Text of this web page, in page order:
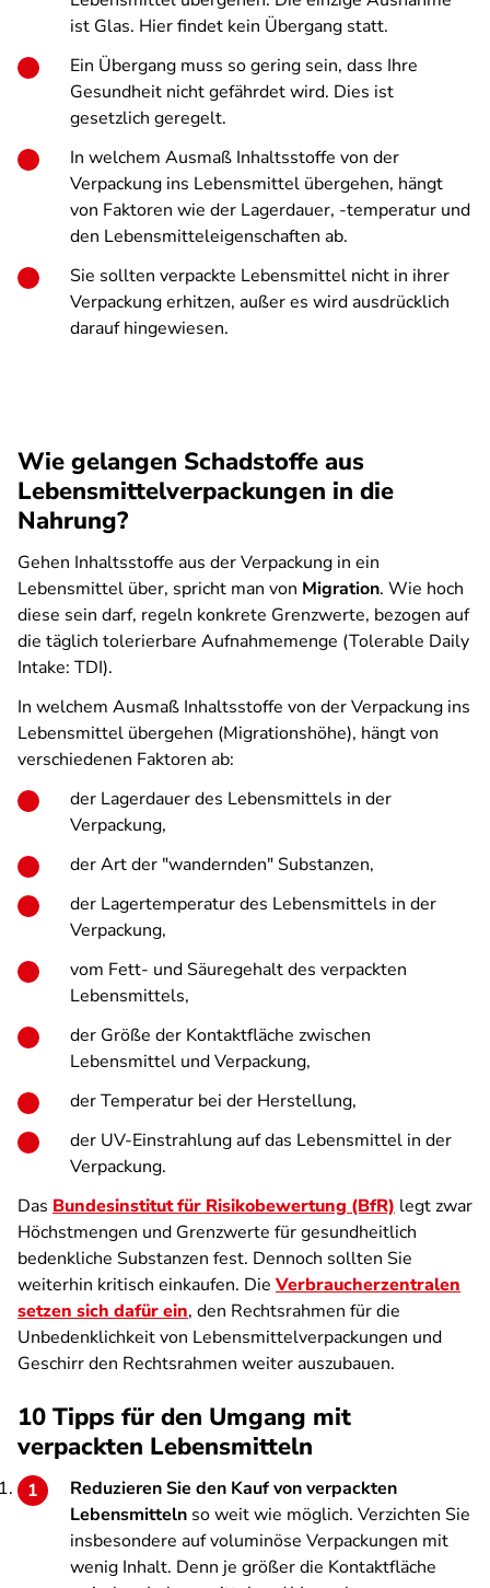
ist Glas. Hier findet kein Übergang statt.
Ein Übergang muss so gering sein, dass Ihre
Gesundheit nicht gefährdet wird. Dies ist
gesetzlich geregelt.
In welchem Ausmaß Inhaltsstoffe von der
Verpackung ins Lebensmittel übergehen, hängt
von Faktoren wie der Lagerdauer, -temperatur und
den Lebensmitteleigenschaften ab.
Sie sollten verpackte Lebensmittel nicht in ihrer
Verpackung erhitzen, außer es wird ausdrücklich
darauf hingewiesen.
Wie gelangen Schadstoffe aus
Lebensmittelverpackungen in die
Nahrung?
Gehen Inhaltsstoffe aus der Verpackung in ein
Lebensmittel über, spricht man von Migration. Wie hoch
diese sein darf, regeln konkrete Grenzwerte, bezogen auf
die täglich tolerierbare Aufnahmemenge (Tolerable Daily
Intake: TDI).
In welchem Ausmaß Inhaltsstoffe von der Verpackung ins
Lebensmittel übergehen (Migrationshöhe), hängt von
verschiedenen Faktoren ab:
der Lagerdauer des Lebensmittels in der
Verpackung,
der Art der "wandernden" Substanzen,
der Lagertemperatur des Lebensmittels in der
Verpackung,
vom Fett- und Säuregehalt des verpackten
Lebensmittels,
der Größe der Kontaktfläche zwischen
Lebensmittel und Verpackung,
der Temperatur bei der Herstellung,
der UV-Einstrahlung auf das Lebensmittel in der
Verpackung.
Das Bundesinstitut für Risikobewertung (BfR) legt zwar
Höchstmengen und Grenzwerte für gesundheitlich
bedenkliche Substanzen fest. Dennoch sollten Sie
weiterhin kritisch einkaufen. Die Verbraucherzentralen
setzen sich dafür ein, den Rechtsrahmen für die
Unbedenklichkeit von Lebensmittelverpackungen und
Geschirr den Rechtsrahmen weiter auszubauen.
10 Tipps für den Umgang mit
verpackten Lebensmitteln
Reduzieren Sie den Kauf von verpackten
Lebensmitteln so weit wie möglich. Verzichten Sie
insbesondere auf voluminöse Verpackungen mit
wenig Inhalt. Denn je größer die Kontaktfläche